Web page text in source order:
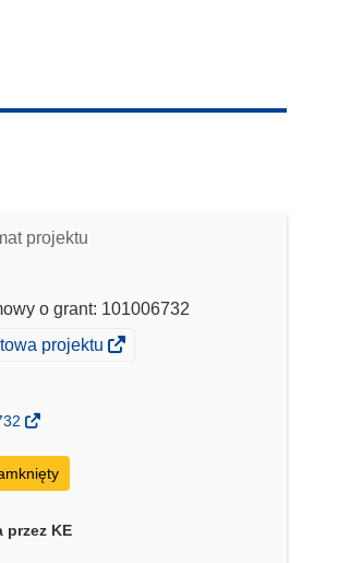
projektu
o grant: 101006732
projektu
przez KE